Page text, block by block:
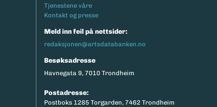
Tjenestene våre
Kontakt og presse
Meld inn feil på nettsider:
redaksjonen@artsdatabanken.no
Besøksadresse
Havnegata 9, 7010 Trondheim
Postadresse:
Postboks 1285 Torgarden, 7462 Trondheim